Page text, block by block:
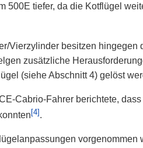
500E tiefer, da die Kotflügel
Vierzylinder besitzen hingegen
zusätzliche
(siehe Abschnitt 4) gelöst
Fahrer berichtete, dass
[4] .
vorgenommen